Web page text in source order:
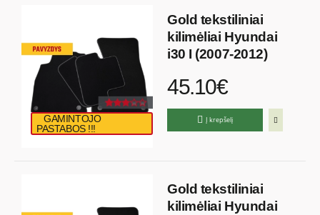
GAMINTOJO
PASTABOS !!!
Gold tekstiliniai
kilimėliai Hyundai
i30 I (2007-2012)
45.10€
Į krepšelį
Gold tekstiliniai
kilimėliai Hyundai